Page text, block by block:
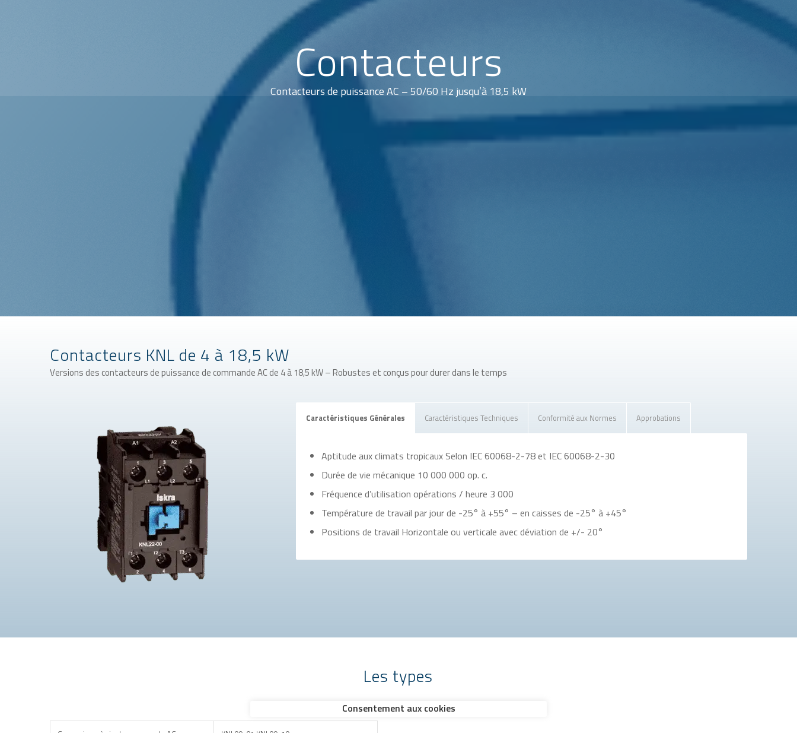
Contacteurs
Contacteurs de puissance AC – 50/60 Hz jusqu’à 18,5 kW
Contacteurs KNL de 4 à 18,5 kW
Versions des contacteurs de puissance de commande AC de 4 à 18,5 kW – Robustes et conçus pour durer dans le temps
Caractéristiques Générales Caractéristiques Techniques Conformité aux Normes Approbations
Aptitude aux climats tropicaux Selon IEC 60068-2-78 et IEC 60068-2-30
Durée de vie mécanique 10 000 000 op. c.
Fréquence d’utilisation opérations / heure 3 000
Température de travail par jour de -25° à +55° – en caisses de -25° à +45°
Positions de travail Horizontale ou verticale avec déviation de +/- 20°
Les types